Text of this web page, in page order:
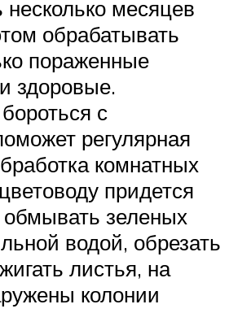
несколько месяцев
обрабатывать
пораженные
здоровые.
с
регулярная
комнатных
придется
зеленых
водой, обрезать
листья, на
колонии